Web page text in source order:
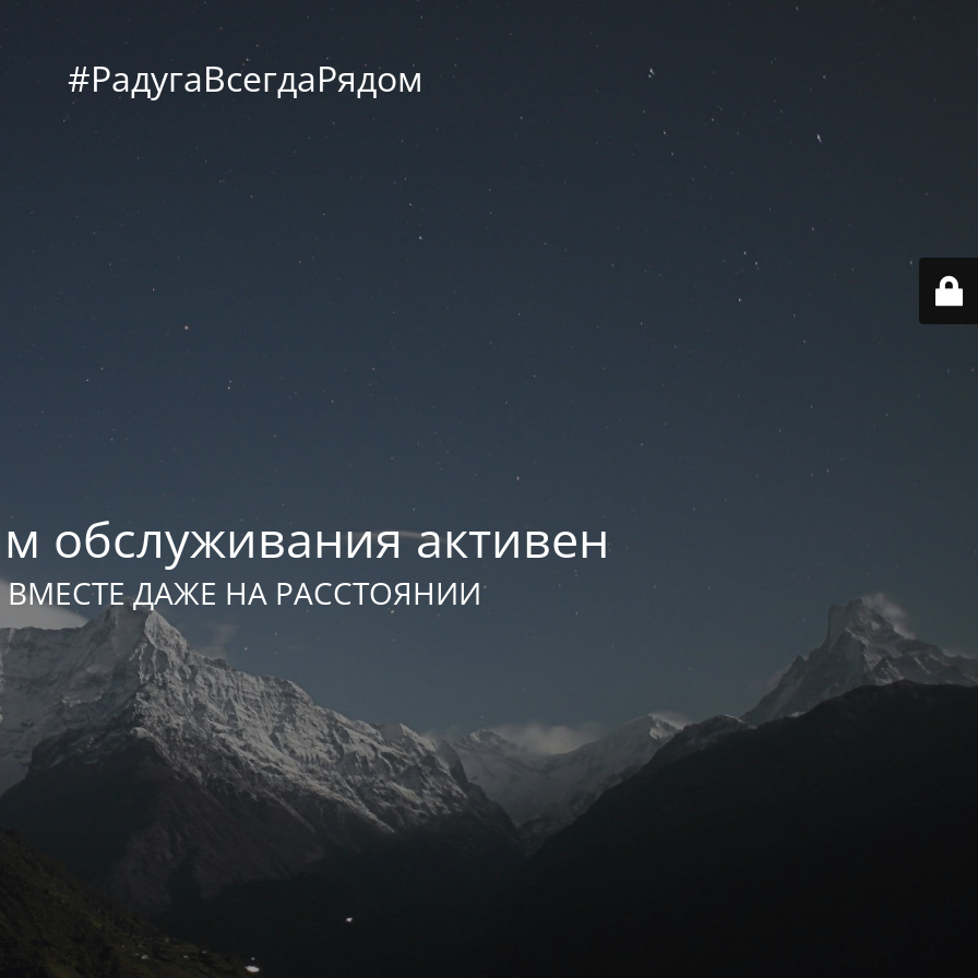
#РадугаВсегдаРядом
обслуживания активен
ВМЕСТЕ ДАЖЕ НА РАССТОЯНИИ